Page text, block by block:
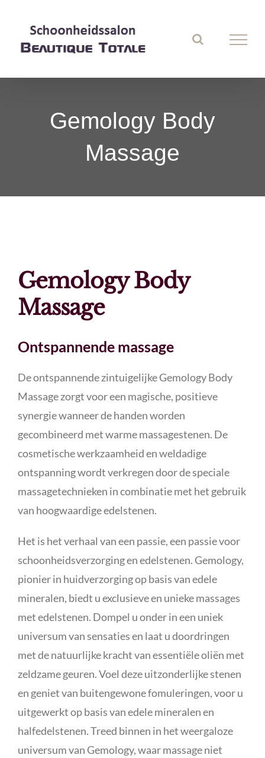
inhoud
Gemology Body
Massage
Gemology Body
Massage
Ontspannende massage
De ontspannende zintuigelijke Gemology Body
Massage zorgt voor een magische, positieve
synergie wanneer de handen worden
gecombineerd met warme massagestenen. De
cosmetische werkzaamheid en weldadige
ontspanning wordt verkregen door de speciale
massagetechnieken in combinatie met het gebruik
van hoogwaardige edelstenen.
Het is het verhaal van een passie, een passie voor
schoonheidsverzorging en edelstenen. Gemology,
pionier in huidverzorging op basis van edele
mineralen, biedt u exclusieve en unieke massages
met edelstenen. Dompel u onder in een uniek
universum van sensaties en laat u doordringen
met de natuurlijke kracht van essentiële oliën met
zeldzame geuren. Voel deze uitzonderlijke stenen
en geniet van buitengewone fomuleringen, voor u
uitgewerkt op basis van edele mineralen en
halfedelstenen. Treed binnen in het weergaloze
universum van Gemology, waar massage niet